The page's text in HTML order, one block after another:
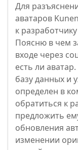
Для
аватаров
к
Поясню в чем
входе через
есть ли
базу данных и
определен в
обратиться к
предложить
обновления
изменении